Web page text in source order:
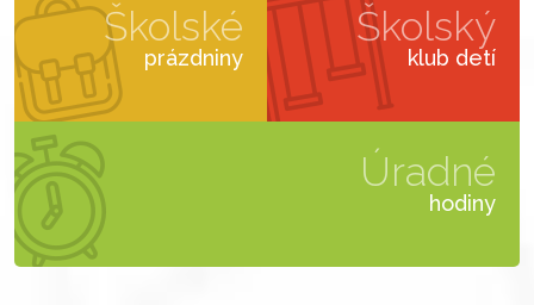
Školské
prázdniny
Školský
klub detí
Úradné
hodiny